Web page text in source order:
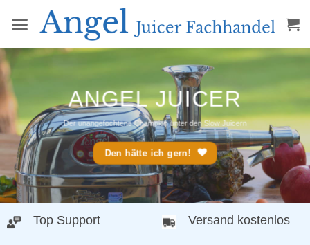
Inhalt
springen
ANGEL JUICER
Der unangefochtene Champion unter den Slow Juicern
Den hätte ich gern!
Top Support Versand kostenlos